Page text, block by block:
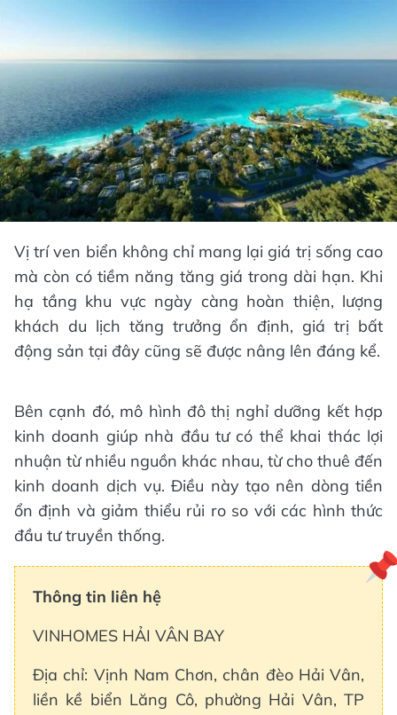
Vị trí ven biển không chỉ mang lại giá trị sống cao
mà còn có tiềm năng tăng giá trong dài hạn. Khi
hạ tầng khu vực ngày càng hoàn thiện, lượng
khách du lịch tăng trưởng ổn định, giá trị bất
động sản tại đây cũng sẽ được nâng lên đáng kể.
Bên cạnh đó, mô hình đô thị nghỉ dưỡng kết hợp
kinh doanh giúp nhà đầu tư có thể khai thác lợi
nhuận từ nhiều nguồn khác nhau, từ cho thuê đến
kinh doanh dịch vụ. Điều này tạo nên dòng tiền
ổn định và giảm thiểu rủi ro so với các hình thức
đầu tư truyền thống.
Thông tin liên hệ
VINHOMES HẢI VÂN BAY
Địa chỉ: Vịnh Nam Chơn, chân đèo Hải Vân,
liền kề biển Lăng Cô, phường Hải Vân, TP